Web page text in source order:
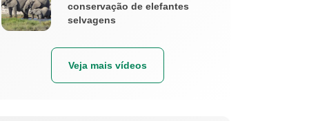
conservação de elefantes
selvagens
Veja mais vídeos